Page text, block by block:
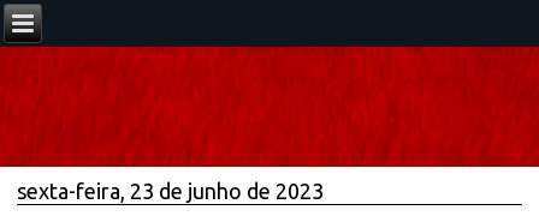
sexta-feira, 23 de junho de 2023